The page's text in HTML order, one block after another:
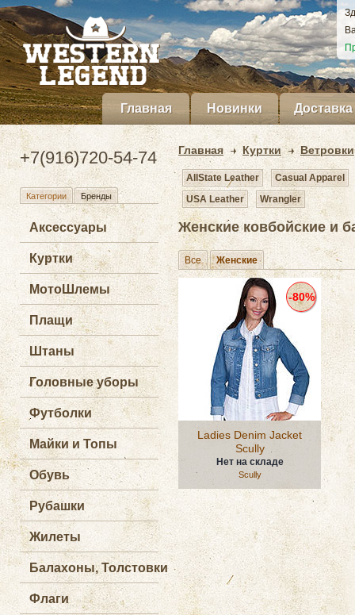
Главная Новинки Доставка
+7(916)720-54-74
Категории Бренды
Аксессуары
Куртки
МотоШлемы
Плащи
Штаны
Головные уборы
Футболки
Майки и Топы
Обувь
Рубашки
Жилеты
Балахоны, Толстовки
Флаги
Главная Куртки Ветровки
AllState Leather
Casual Apparel
USA Leather
Wrangler
Женские ковбойские и
Все Женские
Ladies Denim Jacket
Scully
Нет на складе
Scully
-80%